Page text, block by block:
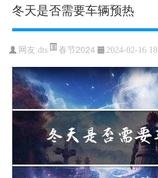
冬天是否需要车辆预热
网友:dts 春节2024 2024-02-16